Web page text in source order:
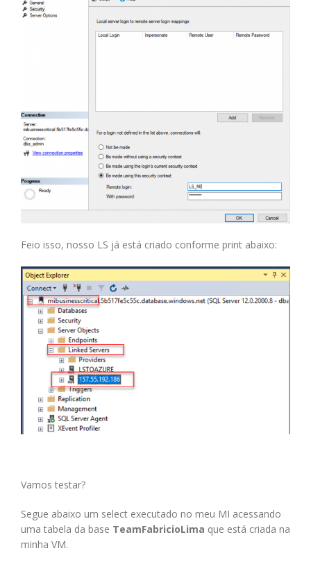
Feio isso, nosso LS já está criado conforme print abaixo:
Vamos testar?
Segue abaixo um select executado no meu MI acessando
uma tabela da base TeamFabricioLima que está criada na
minha VM.